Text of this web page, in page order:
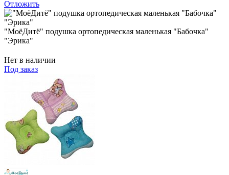
Отложить
"МоёДитё" подушка ортопедическая маленькая "Бабочка"
"Эрика"
Нет в наличии
Под заказ